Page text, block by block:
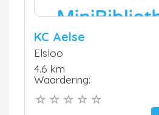
KC Aelse
Elsloo
4.6 km
Waardering: